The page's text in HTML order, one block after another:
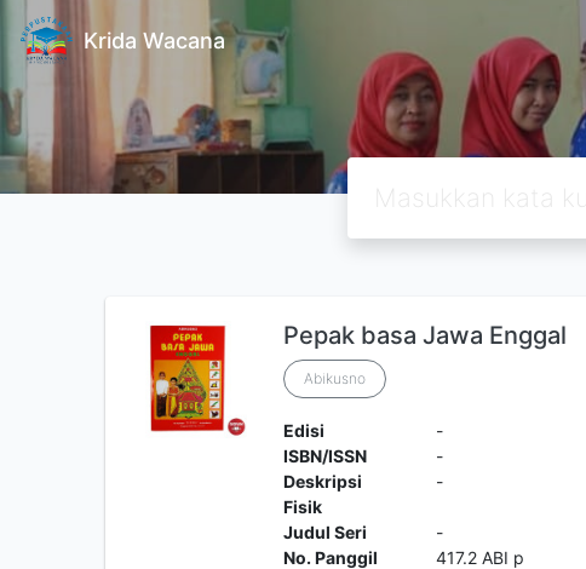
Krida Wacana
Pepak basa Jawa Enggal
Abikusno
Edisi
-
ISBN/ISSN
-
Deskripsi
Fisik
-
Judul Seri
-
No. Panggil
417.2 ABI p